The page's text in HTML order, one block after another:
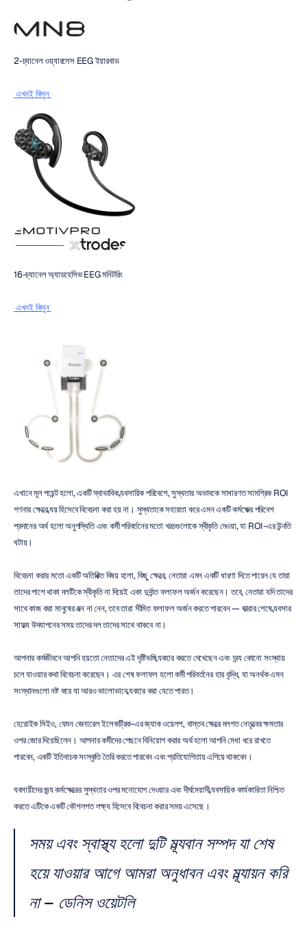
2-চ্যানেল ওয়্যারলেস EEG ইয়ারবাড
এখনই কিনুন
16-চ্যানেল অ্যাডহেসিভ EEG মনিটরিং
এখনই কিনুন
এখানে মূল পয়েন্ট হলো, একটি স্বাভাবিক ব্যবসায়িক পরিবেশে, সুস্থতার অভাবকে সাধারণত সামগ্রিক ROI
গণনার ক্ষেত্রে ব্যয় হিসেবে বিবেচনা করা হয় না। সুস্থতাকে সহায়তা করে এমন একটি কর্মক্ষেত্র পরিবেশ
প্রদানের অর্থ হলো অনুপস্থিতি এবং কর্মী পরিবর্তনের মতো খরচগুলোকে স্বীকৃতি দেওয়া, যা ROI-এর উন্নতি
ঘটায়।
বিবেচনা করার মতো একটি অতিরিক্ত বিষয় হলো, কিছু ক্ষেত্রে, নেতারা এমন একটি ধারণা দিতে পারেন যে তারা
তাদের পাশে থাকা দলটিকে স্বীকৃতি না দিয়েই একা দুর্দান্ত ফলাফল অর্জন করেছেন। তবে, নেতারা যদি তাদের
সাথে কাজ করা মানুষের যত্ন না নেন, তবে তারা সীমিত ফলাফল অর্জন করতে পারবেন — যাত্রার শেষে ব্যবসার
সাফল্য উদযাপনের সময় তাদের দল তাদের সাথে থাকবে না।
আপনার কর্মজীবনে আপনি হয়তো নেতাদের এই দৃষ্টিভঙ্গি ব্যবহার করতে দেখেছেন এবং অন্য কোনো সংস্থায়
চলে যাওয়ার কথা বিবেচনা করেছেন। এর শেষ ফলাফল হলো কর্মী পরিবর্তনের হার বৃদ্ধি, যা অনর্থক এমন
সংস্থানগুলো নষ্ট করে যা আরও ভালোভাবে ব্যবহার করা যেতে পারত।
হেরোইক সিইও, যেমন জেনারেল ইলেকট্রিক-এর জ্যাক ওয়েলশ, বাস্তব ক্ষেত্রে দলগত নেতৃত্বের ক্ষমতার
ওপর জোর দিয়েছিলেন। আপনার কর্মীদের পেছনে বিনিয়োগ করার অর্থ হলো আপনি মেধা ধরে রাখতে
পারবেন, একটি ইতিবাচক সংস্কৃতি তৈরি করতে পারবেন এবং প্রতিযোগিতায় এগিয়ে থাকবেন।
ব্যবসায়ীদের জন্য কর্মক্ষেত্রের সুস্থতার ওপর মনোযোগ দেওয়ার এবং দীর্ঘমেয়াদী ব্যবসায়িক কার্যকারিতা নিশ্চিত
করতে এটিকে একটি কৌশলগত লক্ষ্য হিসেবে বিবেচনা করার সময় এসেছে।
সময় এবং স্বাস্থ্য হলো দুটি মূল্যবান সম্পদ যা শেষ
হয়ে যাওয়ার আগে আমরা অনুধাবন এবং মূল্যায়ন করি
না – ডেনিস ওয়েটলি